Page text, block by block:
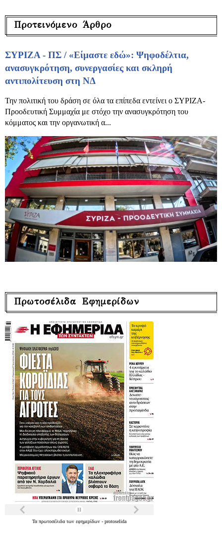
Προτεινόμενο Άρθρο
ΣΥΡΙΖΑ - ΠΣ / «Είμαστε εδώ»: Ψηφοδέλτια,
ανασυγκρότηση, συνεργασίες και σκληρή
αντιπολίτευση στη ΝΔ
Την πολιτική του δράση σε όλα τα επίπεδα εντείνει ο ΣΥΡΙΖΑ-
Προοδευτική Συμμαχία με στόχο την ανασυγκρότηση του
κόμματος και την οργανωτική α...
Πρωτοσέλιδα Εφημερίδων
Τα πρωτοσέλιδα των εφημερίδων - protoselida